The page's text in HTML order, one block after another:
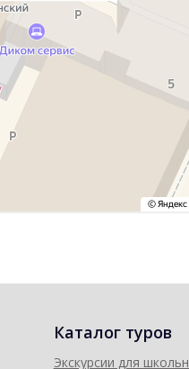
Каталог туров
Экскурсии для